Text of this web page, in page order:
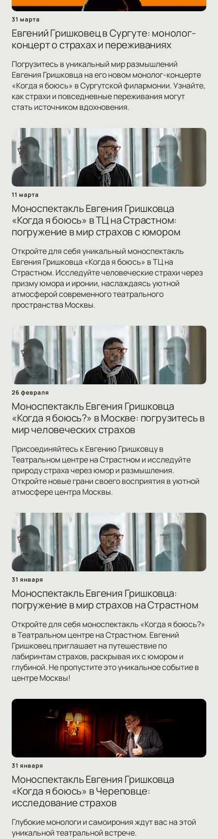
31 марта
Евгений Гришковец в Сургуте: монолог-
концерт о страхах и переживаниях
Погрузитесь в уникальный мир размышлений
Евгения Гришковца на его новом монолог-концерте
«Когда я боюсь» в Сургутской филармонии. Узнайте,
как страхи и повседневные переживания могут
стать источником вдохновения.
11 марта
Моноспектакль Евгения Гришковца
«Когда я боюсь» в ТЦ на Страстном:
погружение в мир страхов с юмором
Откройте для себя уникальный моноспектакль
Евгения Гришковца «Когда я боюсь» в ТЦ на
Страстном. Исследуйте человеческие страхи через
призму юмора и иронии, наслаждаясь уютной
атмосферой современного театрального
пространства Москвы.
26 февраля
Моноспектакль Евгения Гришковца
«Когда я боюсь?» в Москве: погрузитесь в
мир человеческих страхов
Присоединяйтесь к Евгению Гришковцу в
Театральном центре на Страстном и исследуйте
природу страха через юмор и размышления.
Откройте новые грани своего восприятия в уютной
атмосфере центра Москвы.
31 января
Моноспектакль Евгения Гришковца:
погружение в мир страхов на Страстном
Откройте для себя моноспектакль «Когда я боюсь?»
в Театральном центре на Страстном. Евгений
Гришковец приглашает на путешествие по
лабиринтам страхов, раскрывая их с юмором и
глубиной. Не пропустите это уникальное событие в
центре Москвы!
31 января
Моноспектакль Евгения Гришковца
«Когда я боюсь» в Череповце:
исследование страхов
Глубокие монологи и самоирония ждут вас на этой
уникальной театральной встрече.